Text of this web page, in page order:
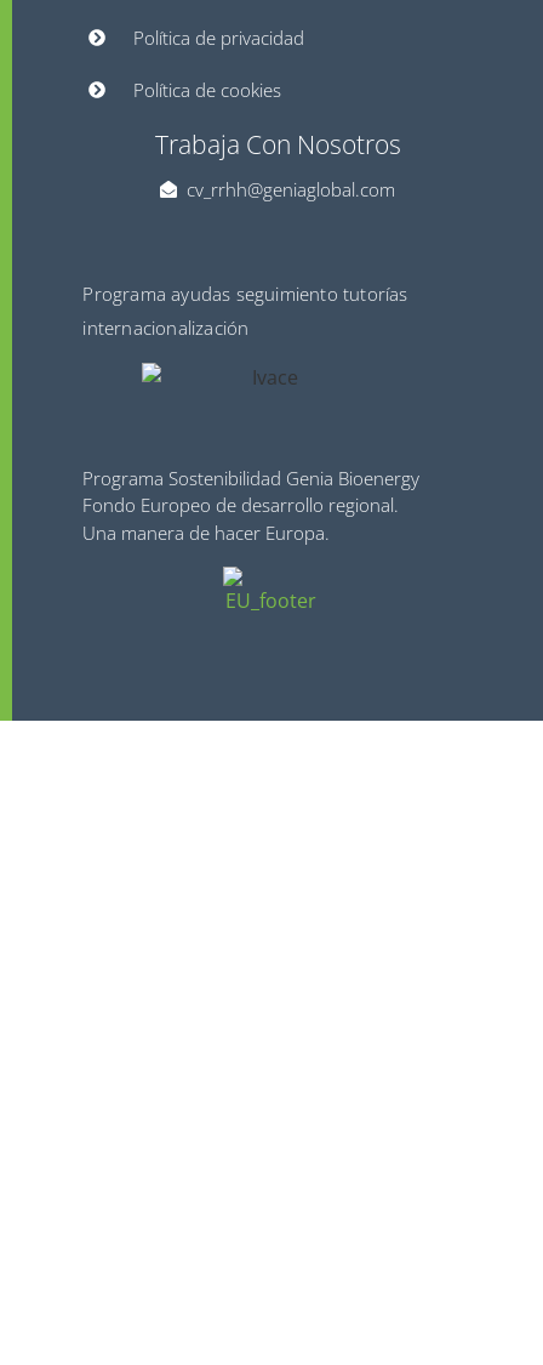
Política de privacidad
Política de cookies
Trabaja Con Nosotros
cv_rrhh@geniaglobal.com
Programa ayudas seguimiento tutorías
internacionalización
Programa Sostenibilidad Genia Bioenergy
Fondo Europeo de desarrollo regional.
Una manera de hacer Europa.